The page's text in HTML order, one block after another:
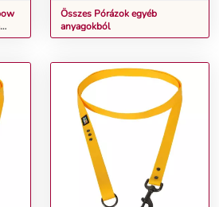
Összes Pórázok egyéb
anyagokból